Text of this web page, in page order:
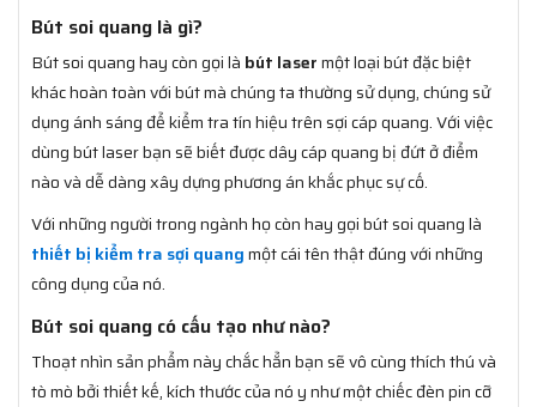
Bút soi quang là gì?
Bút soi quang hay còn gọi là bút lasermột loại bút đặc biệt
khác hoàn toàn với bút mà chúng ta thường sử dụng, chúng sử
dụng ánh sáng để kiểm tra tín hiệu trên sợi cáp quang. Với việc
dùng bút laser bạn sẽ biết được dây cáp quang bị đứt ở điểm
nào và dễ dàng xây dựng phương án khắc phục sự cố.
Với những người trong ngành họ còn hay gọi bút soi quang là
thiết bị kiểm tra sợi quangmột cái tên thật đúng với những
công dụng của nó.
Bút soi quang có cấu tạo như nào?
Thoạt nhìn sản phẩm này chắc hẳn bạn sẽ vô cùng thích thú và
tò mò bởi thiết kế, kích thước của nó y như một chiếc đèn pin cỡ